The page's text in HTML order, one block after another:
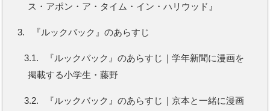
ス・アポン・ア・タイム・イン・ハリウッド』
3. 『ルックバック』のあらすじ
3.1.
『ルックバック』のあらすじ｜学年新聞に漫画を
掲載する小学生・藤野
3.2. 『ルックバック』のあらすじ｜京本と一緒に漫画